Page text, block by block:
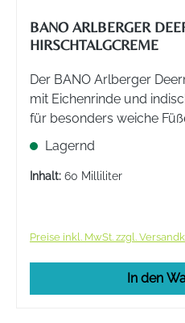
BANO ARLBERGER
HIRSCHTALGCREME
Der BANO Arlberger
mit Eichenrinde und
für besonders weiche
und beugt Blasen- und
Lagernd
Inhalt: 60 Milliliter
Preise inkl. MwSt. zzgl.
In den